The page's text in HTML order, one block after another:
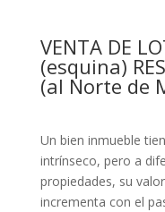
VENTA DE
(esquina)
(al Norte de
Un bien inmueble
intrínseco, pero a
propiedades, su
incrementa con el